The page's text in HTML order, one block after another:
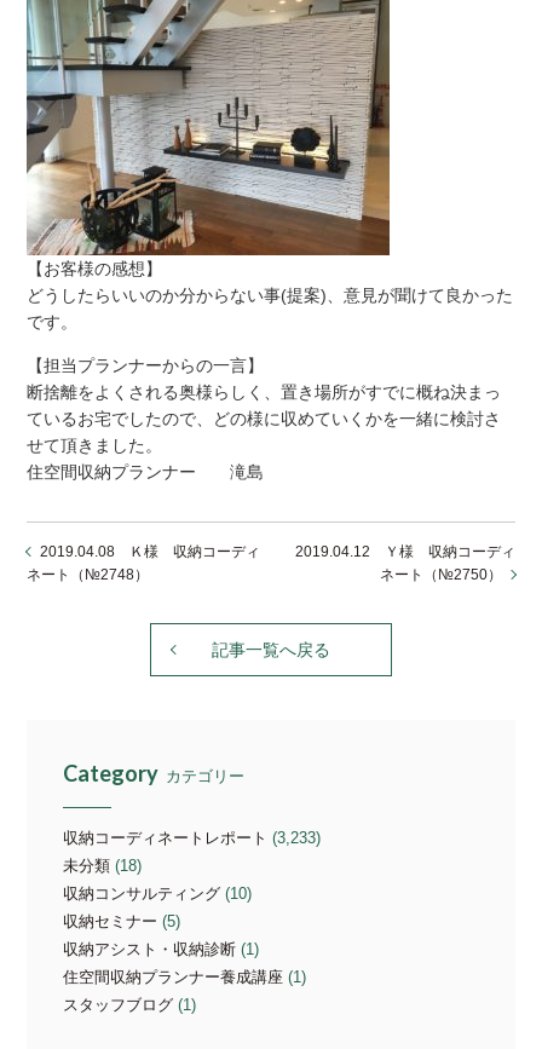
【お客様の感想】
どうしたらいいのか分からない事(提案)、意見が聞けて良かった
です。
【担当プランナーからの一言】
断捨離をよくされる奥様らしく、置き場所がすでに概ね決まっ
ているお宅でしたので、どの様に収めていくかを一緒に検討さ
せて頂きました。
住空間収納プランナー 滝島
2019.04.08 Ｋ様 収納コーディ
ネート（№2748）
2019.04.12 Ｙ様 収納コーディ
ネート（№2750）
記事一覧へ戻る
Category カテゴリー
収納コーディネートレポート (3,233)
未分類 (18)
収納コンサルティング (10)
収納セミナー (5)
収納アシスト・収納診断 (1)
住空間収納プランナー養成講座 (1)
スタッフブログ (1)